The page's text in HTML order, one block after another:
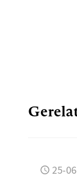
25-